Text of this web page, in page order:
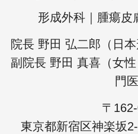
形成外科｜腫瘍皮
院長 野田 弘二郎（日
副院長 野田 真喜（女
門医
〒
東京都新宿区神楽坂